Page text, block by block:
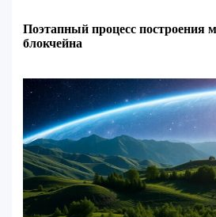
Поэтапный процесс построения
блокчейна